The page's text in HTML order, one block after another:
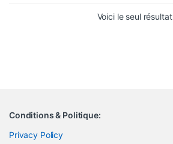
Voici le seul résultat
Conditions & Politique:
Privacy Policy